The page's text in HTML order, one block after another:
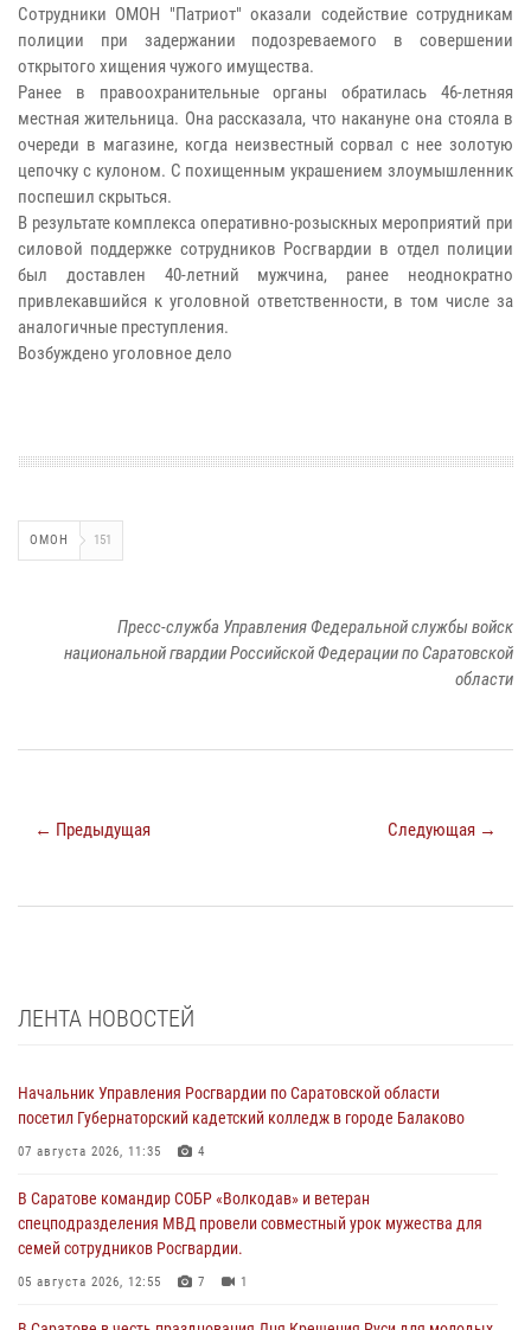
Сотрудники ОМОН "Патриот" оказали содействие сотрудникам
полиции при задержании подозреваемого в совершении
открытого хищения чужого имущества.
Ранее в правоохранительные органы обратилась 46-летняя
местная жительница. Она рассказала, что накануне она стояла в
очереди в магазине, когда неизвестный сорвал с нее золотую
цепочку с кулоном. С похищенным украшением злоумышленник
поспешил скрыться.
В результате комплекса оперативно-розыскных мероприятий при
силовой поддержке сотрудников Росгвардии в отдел полиции
был доставлен 40-летний мужчина, ранее неоднократно
привлекавшийся к уголовной ответственности, в том числе за
аналогичные преступления.
Возбуждено уголовное дело
ОМОН 151
Пресс-служба Управления Федеральной службы войск
национальной гвардии Российской Федерации по Саратовской
области
← Предыдущая Следующая →
ЛЕНТА НОВОСТЕЙ
Начальник Управления Росгвардии по Саратовской области
посетил Губернаторский кадетский колледж в городе Балаково
07 августа 2026, 11:35 4
В Саратове командир СОБР «Волкодав» и ветеран
спецподразделения МВД провели совместный урок мужества для
семей сотрудников Росгвардии.
05 августа 2026, 12:55 7 1